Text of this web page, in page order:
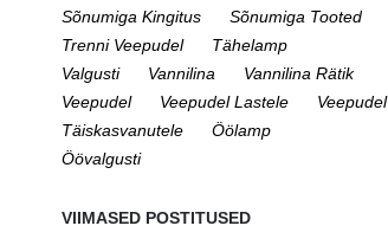
Sõnumiga Kingitus
Sõnumiga Tooted
Trenni Veepudel
Tähelamp
Valgusti
Vannilina
Vannilina Rätik
Veepudel
Veepudel Lastele
Veepudel
Täiskasvanutele
Öölamp
Öövalgusti
VIIMASED POSTITUSED